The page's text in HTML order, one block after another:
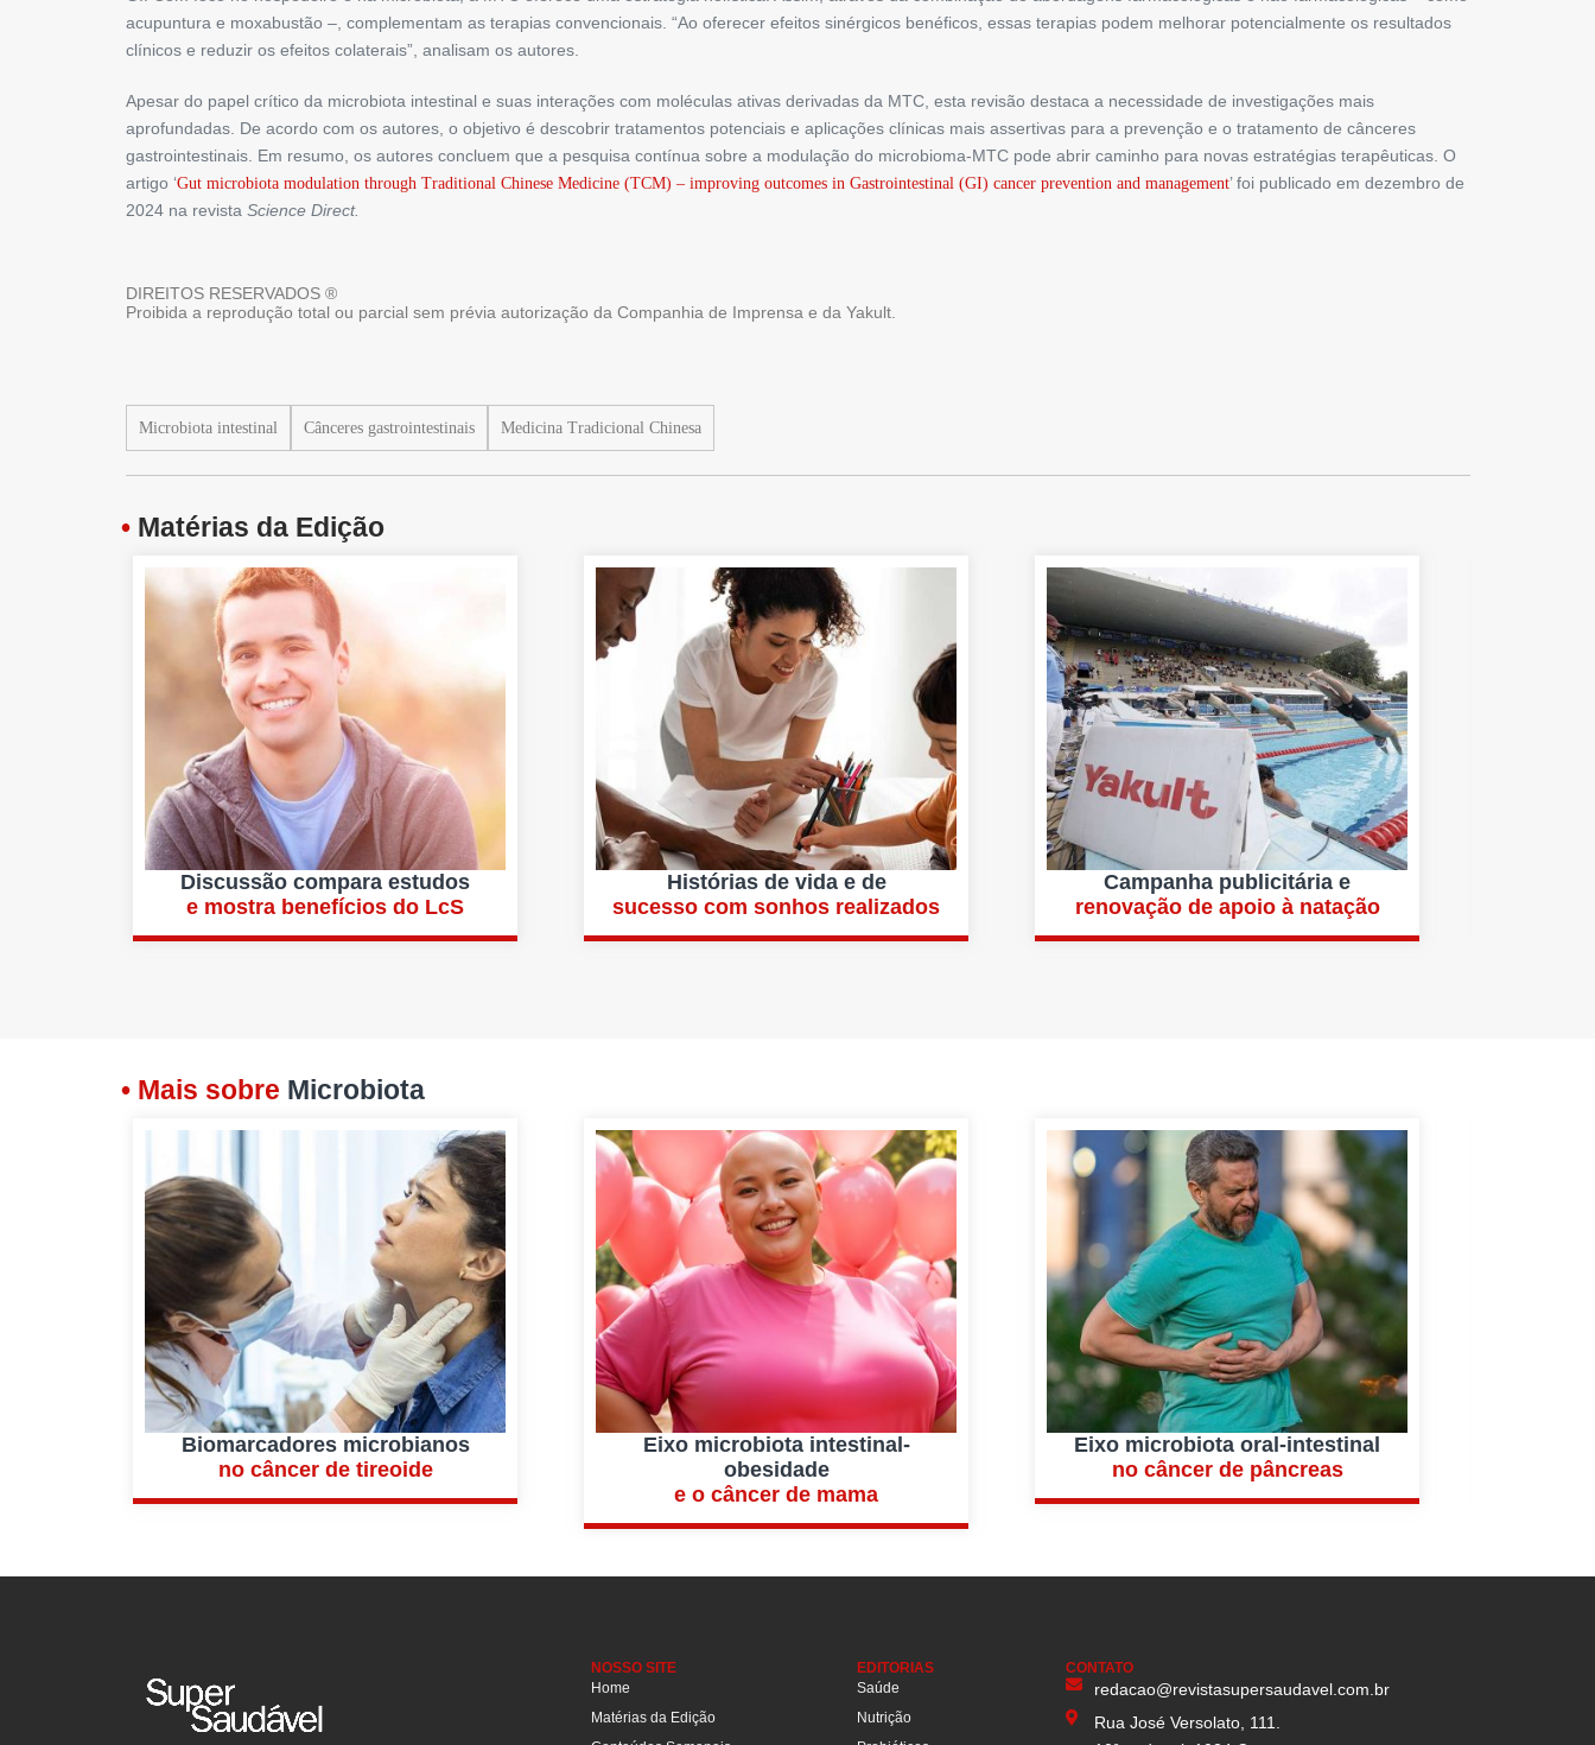
acupuntura e moxabustão –, complementam as terapias convencionais. “Ao oferecer efeitos sinérgicos benéficos, essas terapias podem melhorar potencialmente os resultados
clínicos e reduzir os efeitos colaterais”, analisam os autores.
Apesar do papel crítico da microbiota intestinal e suas interações com moléculas ativas derivadas da MTC, esta revisão destaca a necessidade de investigações mais
aprofundadas. De acordo com os autores, o objetivo é descobrir tratamentos potenciais e aplicações clínicas mais assertivas para a prevenção e o tratamento de cânceres
gastrointestinais. Em resumo, os autores concluem que a pesquisa contínua sobre a modulação do microbioma-MTC pode abrir caminho para novas estratégias terapêuticas. O
artigo ‘Gut microbiota modulation through Traditional Chinese Medicine (TCM) – improving outcomes in Gastrointestinal (GI) cancer prevention and management’ foi publicado em dezembro de
2024 na revista Science Direct.
DIREITOS RESERVADOS ®
Proibida a reprodução total ou parcial sem prévia autorização da Companhia de Imprensa e da Yakult.
Microbiota intestinal Cânceres gastrointestinais Medicina Tradicional Chinesa
• Matérias da Edição
Discussão compara estudos
e mostra benefícios do LcS
Histórias de vida e de
sucesso com sonhos realizados
Campanha publicitária e
renovação de apoio à natação
• Mais sobre Microbiota
Biomarcadores microbianos
no câncer de tireoide
Eixo microbiota intestinal-
obesidade
e o câncer de mama
Eixo microbiota oral-intestinal
no câncer de pâncreas
NOSSO SITE
Home
Matérias da Edição
EDITORIAS
Saúde
Nutrição
CONTATO
redacao@revistasupersaudavel.com.br
Rua José Versolato, 111.